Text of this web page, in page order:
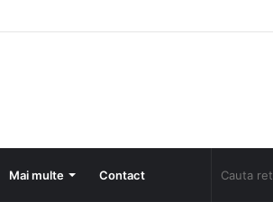
Mai multe Contact